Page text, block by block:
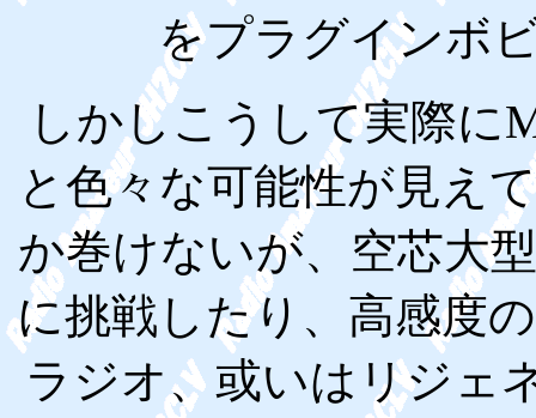
をプラグインボ
しかしこうして実際に
と色々な可能性が見え
か巻けないが、空芯大
に挑戦したり、高感度
ラジオ、或いはリジェ